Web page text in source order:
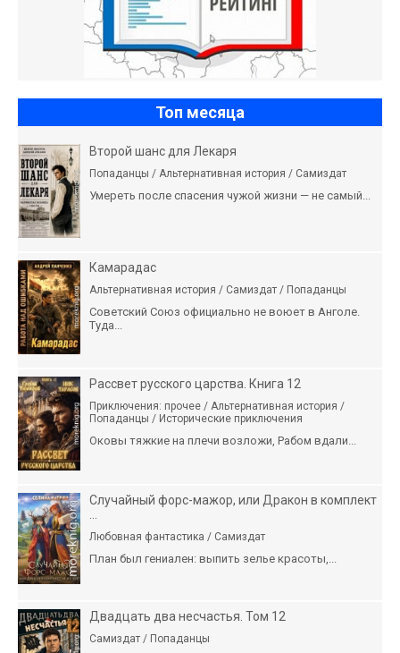
Топ месяца
Второй шанс для Лекаря
Попаданцы / Альтернативная история / Самиздат
Умереть после спасения чужой жизни — не самый...
Камарадас
Альтернативная история / Самиздат / Попаданцы
Советский Союз официально не воюет в Анголе.
Туда...
Рассвет русского царства. Книга 12
Приключения: прочее / Альтернативная история /
Попаданцы / Исторические приключения
Оковы тяжкие на плечи возложи, Рабом вдали...
Случайный форс-мажор, или Дракон в комплект
...
Любовная фантастика / Самиздат
План был гениален: выпить зелье красоты,...
Двадцать два несчастья. Том 12
Самиздат / Попаданцы